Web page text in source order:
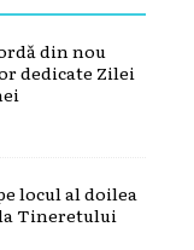
din nou
dedicate Zilei
locul al doilea
Tineretului